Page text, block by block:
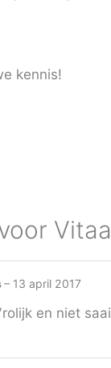
kennis!
– 13 april 2017
en niet